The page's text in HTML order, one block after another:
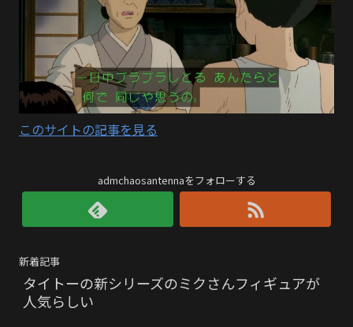
このサイトの記事を見る
admchaosantennaをフォローする
新着記事
タイトーの新シリーズのミクさんフィギュアが
人気らしい